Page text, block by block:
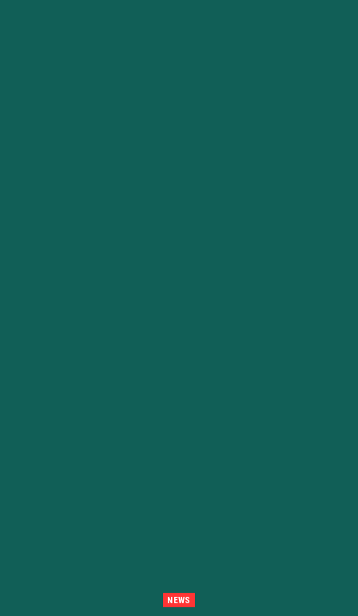
NEWS